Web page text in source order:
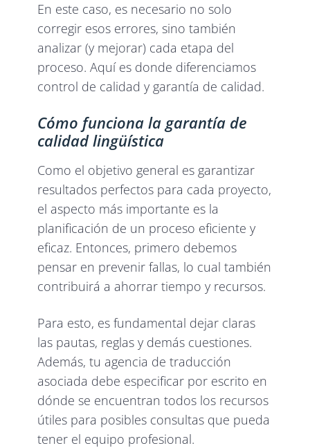
En este caso, es necesario no solo
corregir esos errores, sino también
analizar (y mejorar) cada etapa del
proceso. Aquí es donde diferenciamos
control de calidad y garantía de calidad.
Cómo funciona la garantía de
calidad lingüística
Como el objetivo general es garantizar
resultados perfectos para cada proyecto,
el aspecto más importante es la
planificación de un proceso eficiente y
eficaz. Entonces, primero debemos
pensar en prevenir fallas, lo cual también
contribuirá a ahorrar tiempo y recursos.
Para esto, es fundamental dejar claras
las pautas, reglas y demás cuestiones.
Además, tu agencia de traducción
asociada debe especificar por escrito en
dónde se encuentran todos los recursos
útiles para posibles consultas que pueda
tener el equipo profesional.